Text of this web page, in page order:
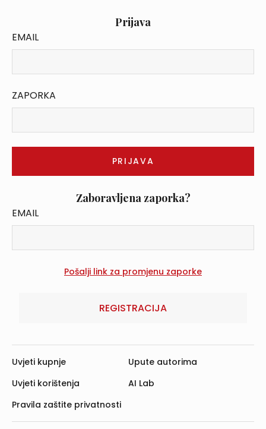
Prijava
EMAIL
ZAPORKA
Zaboravljena zaporka?
EMAIL
REGISTRACIJA
Uvjeti kupnje
Uvjeti korištenja
Pravila zaštite privatnosti
Upute autorima
AI Lab